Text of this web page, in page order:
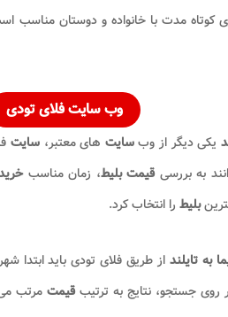
کوتاه مدت با خانواده و دوستان مناسب
وب سایت فلای تودی
یکی دیگر از وبسایت های معتبر،سایت
قیمت بلیط، زمان مناسب
بلیط را انتخاب کرد.
به تایلنداز طریق فلای تودی باید ابتدا
روی جستجو، نتایج به ترتیبقیمت مرتب